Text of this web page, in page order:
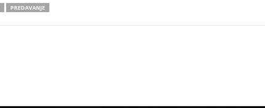
PREDAVANJE